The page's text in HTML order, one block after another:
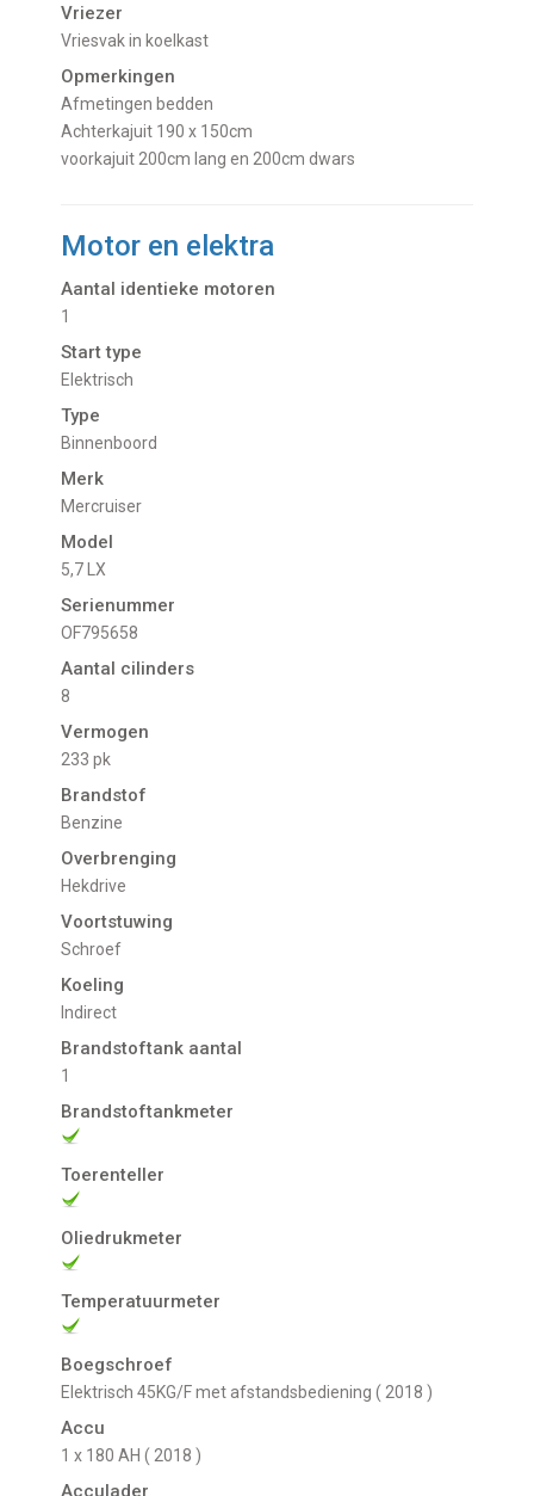
Vriezer
Vriesvak in koelkast
Opmerkingen
Afmetingen bedden
Achterkajuit 190 x 150cm
voorkajuit 200cm lang en 200cm dwars
Motor en elektra
Aantal identieke motoren
1
Start type
Elektrisch
Type
Binnenboord
Merk
Mercruiser
Model
5,7 LX
Serienummer
OF795658
Aantal cilinders
8
Vermogen
233 pk
Brandstof
Benzine
Overbrenging
Hekdrive
Voortstuwing
schroef
Koeling
indirect
Brandstoftank aantal
1
Brandstoftankmeter
Toerenteller
Oliedrukmeter
Temperatuurmeter
Boegschroef
Elektrisch 45KG/F met afstandsbediening ( 2018 )
Accu
1 x 180 AH ( 2018 )
Acculader